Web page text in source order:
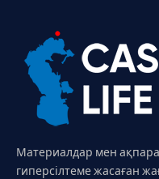
Материалдар мен
гиперсілтеме жасаған